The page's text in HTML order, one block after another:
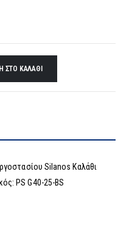
ΣΤΟ ΚΑΛΆΘΙ
Silanos Καλάθι
PS G40-25-BS